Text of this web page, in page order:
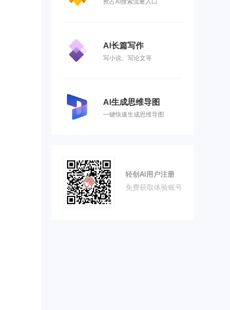
AI长篇写作
写小说、写论文等
AI生成思维导图
一键快速生成思维导图
轻创AI用户注册
免费获取体验账号